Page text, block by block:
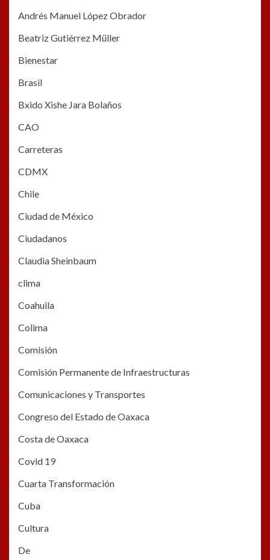
Andrés Manuel López Obrador
Beatriz Gutiérrez Müller
Bienestar
Brasil
Bxido Xishe Jara Bolaños
CAO
Carreteras
CDMX
Chile
Ciudad de México
Ciudadanos
Claudia Sheinbaum
clima
Coahuila
Colima
Comisión
Comisión Permanente de Infraestructuras
Comunicaciones y Transportes
Congreso del Estado de Oaxaca
Costa de Oaxaca
Covid 19
Cuarta Transformación
Cuba
Cultura
De